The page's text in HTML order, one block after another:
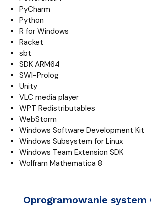
PyCharm
Python
R for Windows
Racket
sbt
SDK ARM64
SWI-Prolog
Unity
VLC media player
WPT Redistributables
WebStorm
Windows Software Development Kit
Windows Subsystem for Linux
Windows Team Extension SDK
Wolfram Mathematica 8
Oprogramowanie system